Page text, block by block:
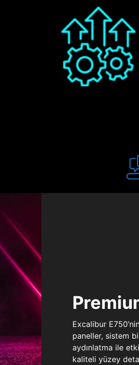
Excalibur
paneller, sistem
aydınlatma ile
kaliteli yüzey